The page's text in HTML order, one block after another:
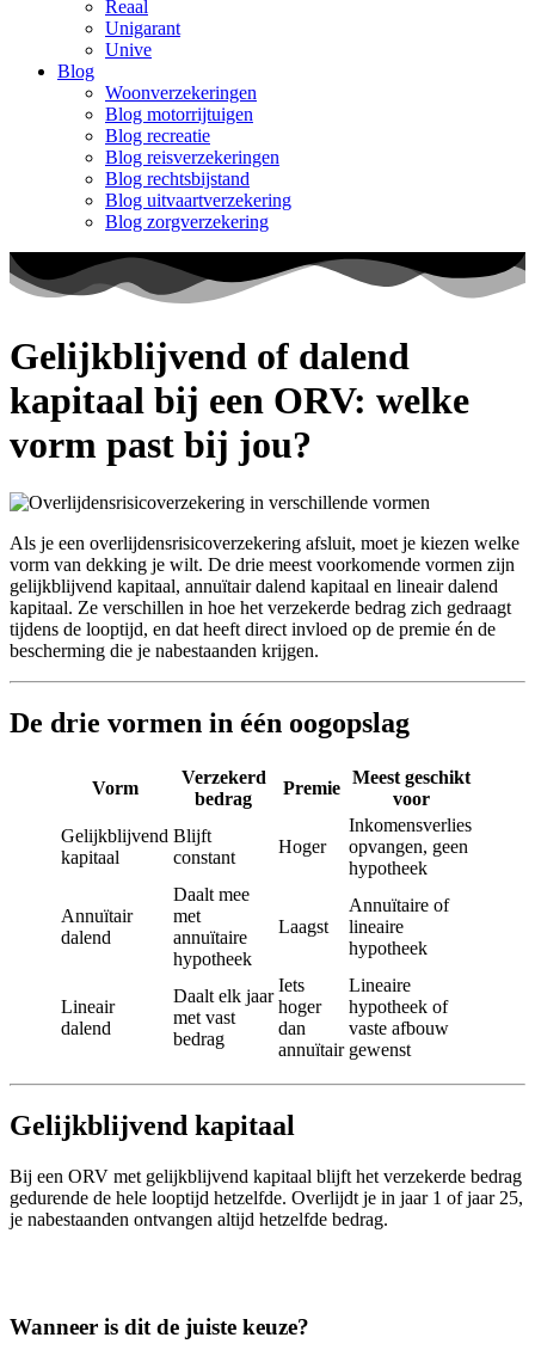
Reaal
Unigarant
Unive
Blog
Woonverzekeringen
Blog motorrijtuigen
Blog recreatie
Blog reisverzekeringen
Blog rechtsbijstand
Blog uitvaartverzekering
Blog zorgverzekering
Gelijkblijvend of dalend
kapitaal bij een ORV: welke
vorm past bij jou?
Als je een overlijdensrisicoverzekering afsluit, moet je kiezen welke
vorm van dekking je wilt. De drie meest voorkomende vormen zijn
gelijkblijvend kapitaal, annuïtair dalend kapitaal en lineair dalend
kapitaal. Ze verschillen in hoe het verzekerde bedrag zich gedraagt
tijdens de looptijd, en dat heeft direct invloed op de premie én de
bescherming die je nabestaanden krijgen.
De drie vormen in één oogopslag
Vorm
Verzekerd
bedrag
Premie
Meest geschikt
voor
Gelijkblijvend
kapitaal
Blijft
constant
Hoger
Inkomensverlies
opvangen, geen
hypotheek
Annuïtair
dalend
Daalt mee
met
annuïtaire
hypotheek
Laagst
Annuïtaire of
lineaire
hypotheek
Lineair
dalend
Daalt elk jaar
met vast
bedrag
Iets
hoger
dan
annuïtair
Lineaire
hypotheek of
vaste afbouw
gewenst
Gelijkblijvend kapitaal
Bij een ORV met gelijkblijvend kapitaal blijft het verzekerde bedrag
gedurende de hele looptijd hetzelfde. Overlijdt je in jaar 1 of jaar 25,
je nabestaanden ontvangen altijd hetzelfde bedrag.
Wanneer is dit de juiste keuze?